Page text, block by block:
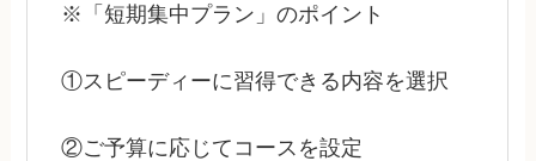
※「短期集中プラン」のポイント
①スピーディーに習得できる内容を選択
②ご予算に応じてコースを設定